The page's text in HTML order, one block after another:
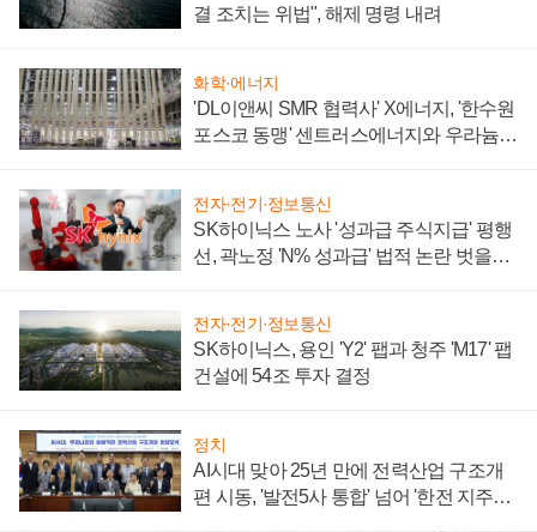
결 조치는 위법", 해제 명령 내려
화학·에너지
'DL이앤씨 SMR 협력사' X에너지, '한수원
포스코 동맹' 센트러스에너지와 우라늄
전자·전기·정보통신
SK하이닉스 노사 '성과급 주식지급' 평행
선, 곽노정 'N% 성과급' 법적 논란 벗을지
전자·전기·정보통신
SK하이닉스, 용인 'Y2' 팹과 청주 'M17' 팹
건설에 54조 투자 결정
정치
AI시대 맞아 25년 만에 전력산업 구조개
편 시동, '발전5사 통합' 넘어 '한전 지주사'